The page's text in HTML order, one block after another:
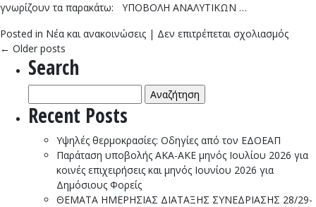
γνωρίζουν τα παρακάτω: ΥΠΟΒΟΛΗ ΑΝΑΛΥΤΙΚΩΝ …
Posted in Νέα και ανακοινώσεις | Δεν επιτρέπεται σχολιασμόςστο
–
← Older posts
Search
για:
Recent Posts
Υψηλές θερμοκρασίες: Οδηγίες από τον ΕΔΟΕΑΠ
Παράταση υποβολής ΑΚΑ-ΑΚΕ μηνός Ιουλίου 2026 για
κοινές επιχειρήσεις και μηνός Ιουνίου 2026 για
Δημόσιους Φορείς
ΘΕΜΑΤΑ ΗΜΕΡΗΣΙΑΣ ΔΙΑΤΑΞΗΣ ΣΥΝΕΔΡΙΑΣΗΣ 28/29-